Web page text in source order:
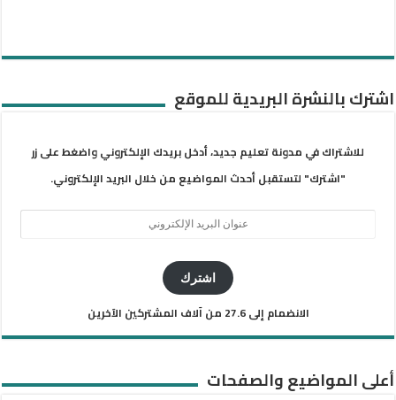
اشترك بالنشرة البريدية للموقع
للاشتراك في مدونة تعليم جديد، أدخل بريدك الإلكتروني واضغط على زر
"اشترك" لتستقبل أحدث المواضيع من خلال البريد الإلكتروني.
اشترك
الانضمام إلى 27.6 من آلاف المشتركين الآخرين
أعلى المواضيع والصفحات